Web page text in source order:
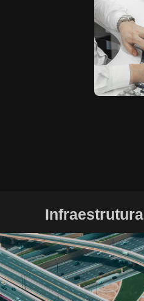
Infraestrutura